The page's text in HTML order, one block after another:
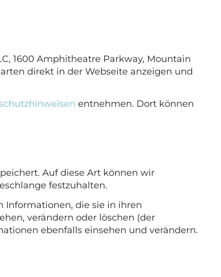
1600 Amphitheatre Parkway, Mountain
direkt in der Webseite anzeigen und
entnehmen. Dort können
Auf diese Art können wir
festzuhalten.
Informationen, die sie in ihren
verändern oder löschen (der
ebenfalls einsehen und verändern.